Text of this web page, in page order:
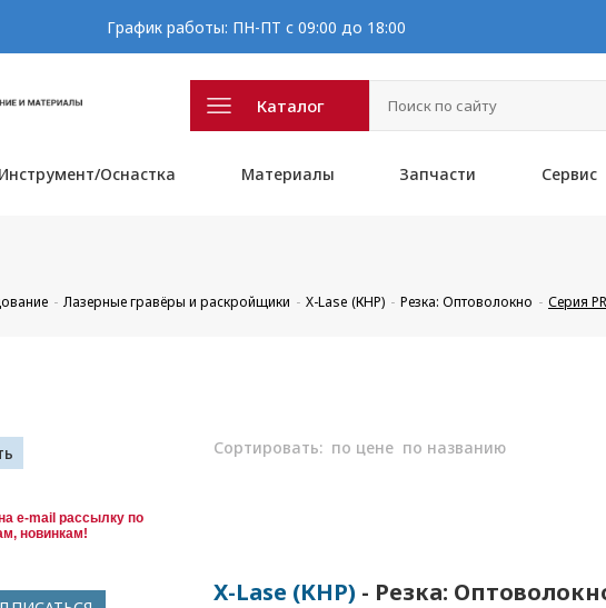
График работы: ПН-ПТ с 09:00 до 18:00
Каталог
Инструмент/Оснастка Материалы Запчасти Сервис
Лазерные гравёры и раскройщики X-Lase (КНР) Резка: Оптоволокно Серия
e-mail рассылку по
новинкам!
Сортировать: по цене по названию
X-Lase (КНР) - Резка: